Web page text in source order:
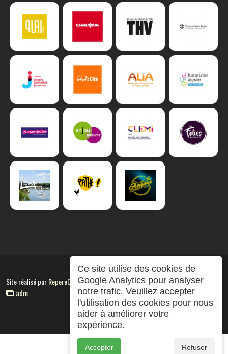
Site réalisé parRepereCom
adm
Ce site utilise des cookies de
Google Analytics pour analyser
notre trafic. Veuillez accepter
l'utilisation des cookies pour nous
aider à améliorer votre
expérience.
Accepter Refuser